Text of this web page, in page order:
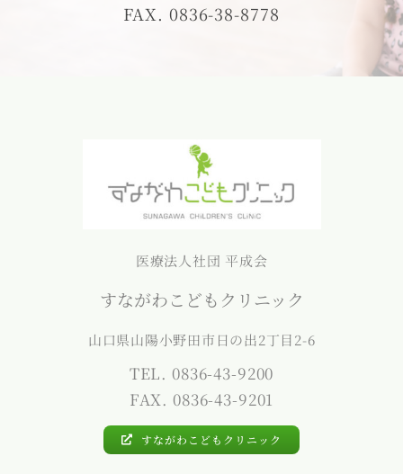
FAX. 0836-38-8778
医療法人社団 平成会
すながわこどもクリニック
山口県山陽小野田市日の出2丁目2-6
TEL. 0836-43-9200
FAX. 0836-43-9201
すながわこどもクリニック